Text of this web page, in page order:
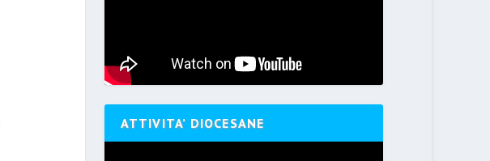
ATTIVITA’ DIOCESANE